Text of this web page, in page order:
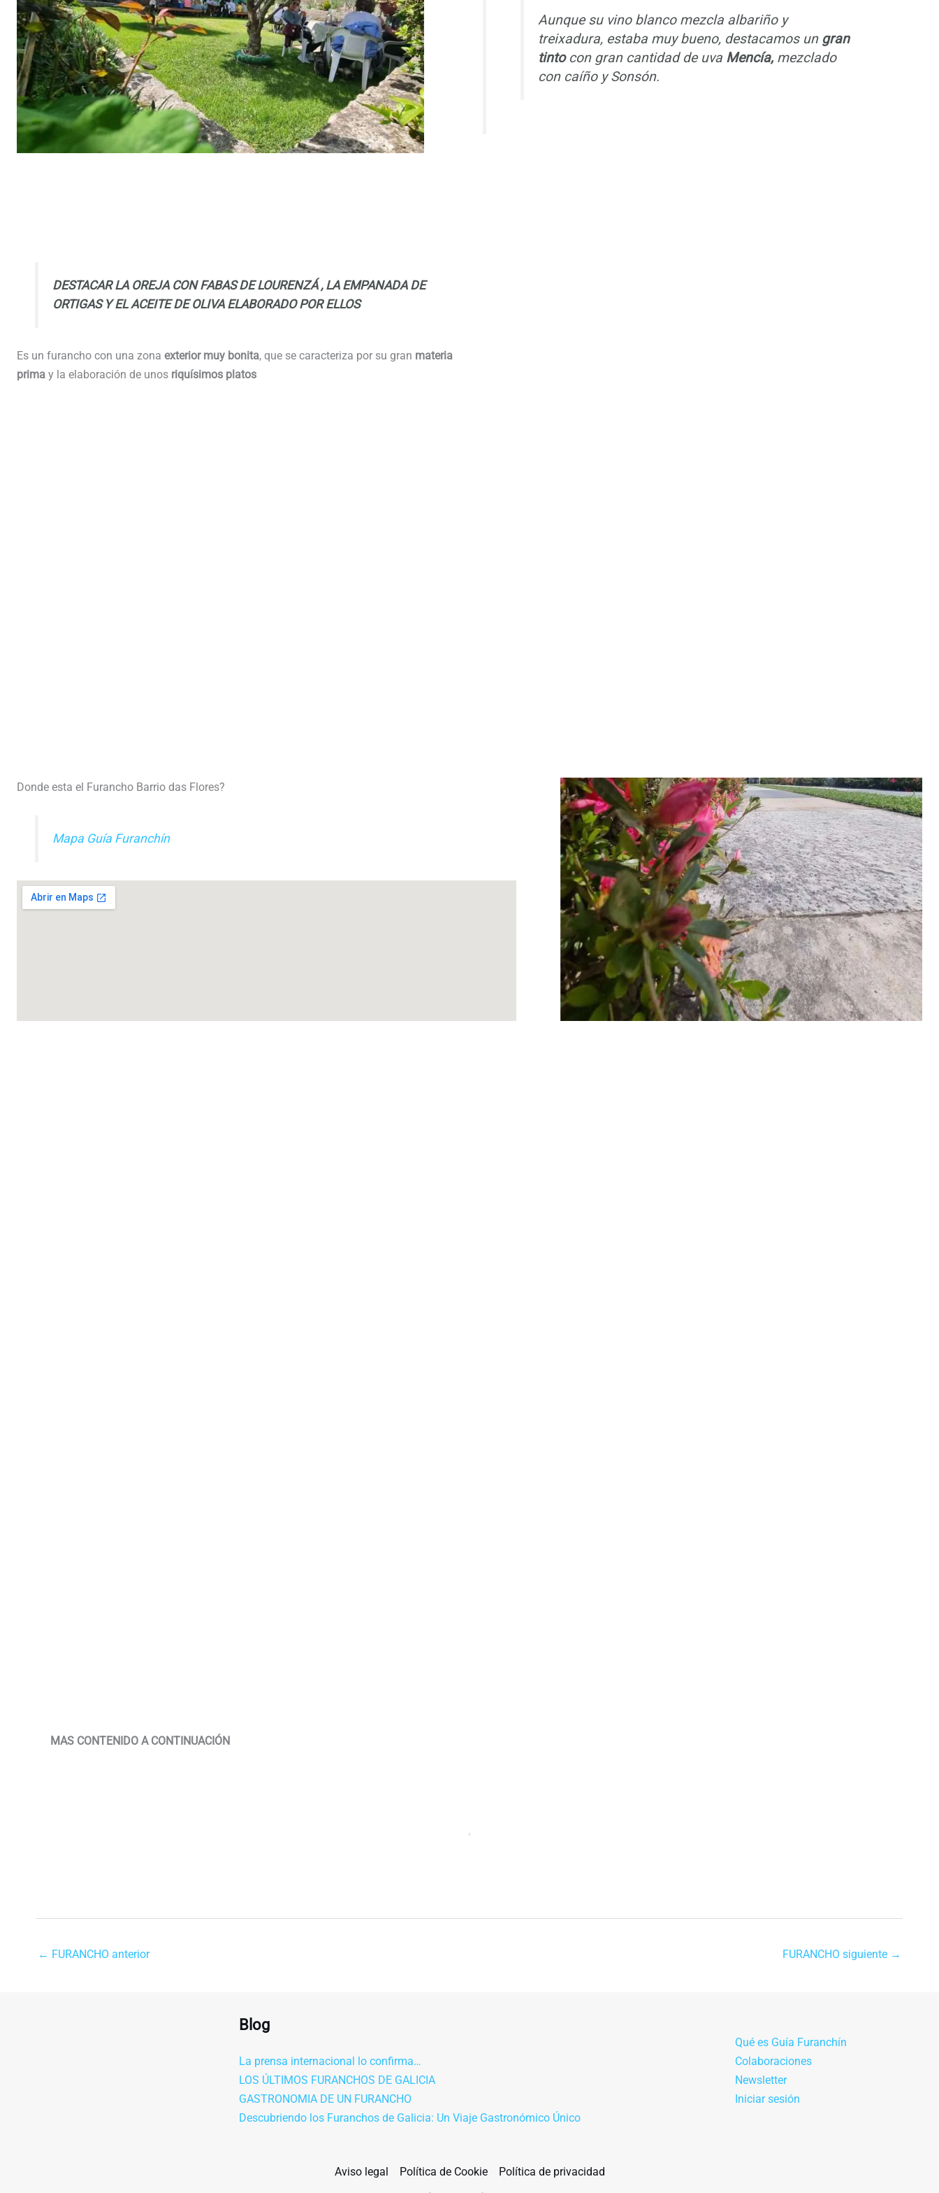
Aunque su vino blanco mezcla albariño y
treixadura, estaba muy bueno, destacamos un gran
tinto con gran cantidad de uva Mencía, mezclado
con caíño y Sonsón.
DESTACAR LA OREJA CON FABAS DE LOURENZÁ , LA EMPANADA DE
ORTIGAS Y EL ACEITE DE OLIVA ELABORADO POR ELLOS
Es un furancho con una zona exterior muy bonita, que se caracteriza por su gran materia
prima y la elaboración de unos riquísimos platos
Donde esta el Furancho Barrio das Flores?
Mapa Guía Furanchín
MAS CONTENIDO A CONTINUACIÓN
← FURANCHO anterior FURANCHO siguiente →
Blog
La prensa internacional lo confirma…
LOS ÚLTIMOS FURANCHOS DE GALICIA
GASTRONOMIA DE UN FURANCHO
Descubriendo los Furanchos de Galicia: Un Viaje Gastronómico Único
Qué es Guía Furanchín
Colaboraciones
Newsletter
Iniciar sesión
Aviso legal Política de Cookie
Política de privacidad